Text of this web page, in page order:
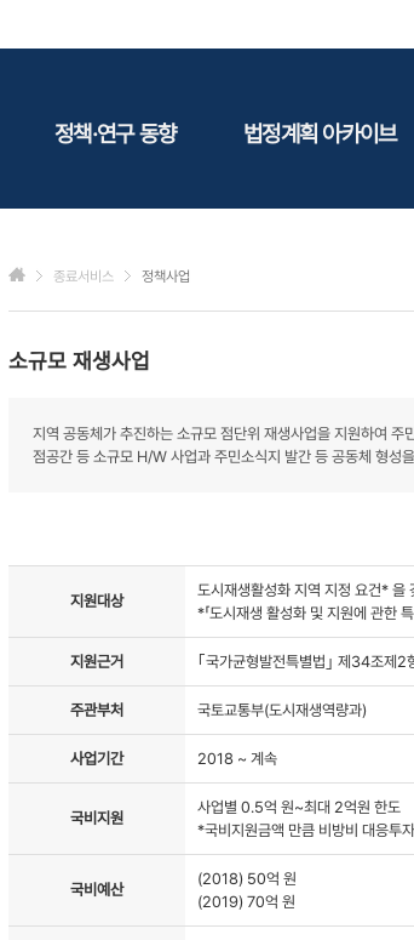
정책·연구 동향
연구동향
법정계획 아카이브
관광
종료서비스 정책사업
소규모 재생사업
지역 공동체가 추진하는 소규모 점단위 재생사업을 지원하여
점공간 등 소규모 H/W 사업과 주민소식지 발간 등 공동체 형성
지원대상
도시재생활성화 지역 지정 요건* 을
*「도시재생 활성화 및 지원에 관한
지원근거 ｢국가균형발전특별법｣ 제34조제2
주관부처 국토교통부(도시재생역량과)
사업기간 2018 ~ 계속
국비지원
사업별 0.5억 원~최대 2억원 한도
*국비지원금액 만큼 비방비 대응투
국비예산
(2018) 50억 원
(2019) 70억 원